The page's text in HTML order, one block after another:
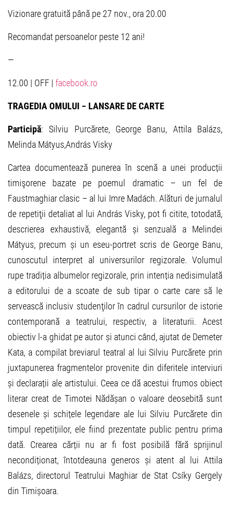
Vizionare gratuită până pe 27 nov., ora 20.00
Recomandat persoanelor peste 12 ani!
—
12.00 | OFF | facebook.ro
TRAGEDIA OMULUI − LANSARE DE CARTE
Participă: Silviu Purcărete, George Banu, Attila Balázs,
Melinda Mátyus,András Visky
Cartea documentează punerea în scenă a unei producții
timişorene bazate pe poemul dramatic – un fel de
Faustmaghiar clasic – al lui Imre Madách. Alături de jurnalul
de repetiţii detaliat al lui András Visky, pot fi citite, totodată,
descrierea exhaustivă, elegantă și senzuală a Melindei
Mátyus, precum și un eseu-portret scris de George Banu,
cunoscutul interpret al universurilor regizorale. Volumul
rupe tradiția albumelor regizorale, prin intenția nedisimulată
a editorului de a scoate de sub tipar o carte care să le
servească inclusiv studenţilor în cadrul cursurilor de istorie
contemporană a teatrului, respectiv, a literaturii. Acest
obiectiv l-a ghidat pe autor și atunci când, ajutat de Demeter
Kata, a compilat breviarul teatral al lui Silviu Purcărete prin
juxtapunerea fragmentelor provenite din diferitele interviuri
și declarații ale artistului. Ceea ce dă acestui frumos obiect
literar creat de Timotei Nădășan o valoare deosebită sunt
desenele și schițele legendare ale lui Silviu Purcărete din
timpul repetițiilor, ele fiind prezentate public pentru prima
dată. Crearea cărții nu ar fi fost posibilă fără sprijinul
necondiționat, întotdeauna generos și atent al lui Attila
Balázs, directorul Teatrului Maghiar de Stat Csíky Gergely
din Timișoara.